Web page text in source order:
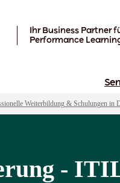
Ihr Business Partner
Performance
Weiterbildung & Schulungen in
-